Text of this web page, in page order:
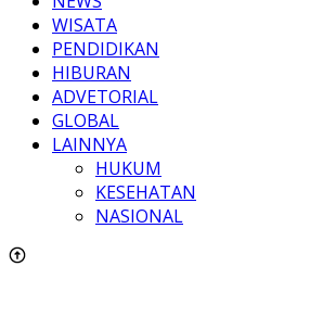
WISATA
PENDIDIKAN
HIBURAN
ADVETORIAL
GLOBAL
LAINNYA
HUKUM
KESEHATAN
NASIONAL